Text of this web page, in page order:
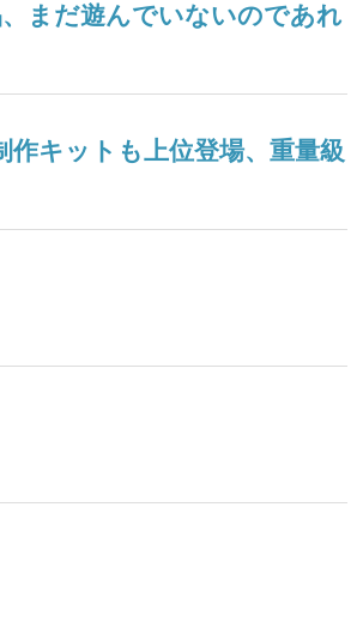
まだ遊んでいないのであれ
作キットも上位登場、重量級